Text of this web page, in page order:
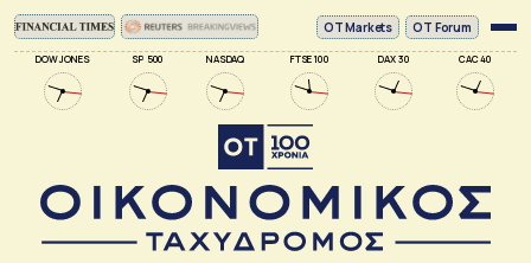
DOW JONES SP 500 NASDAQ FTSE 100 DAX 30 CAC 40
ΟΤ Markets OT Forum